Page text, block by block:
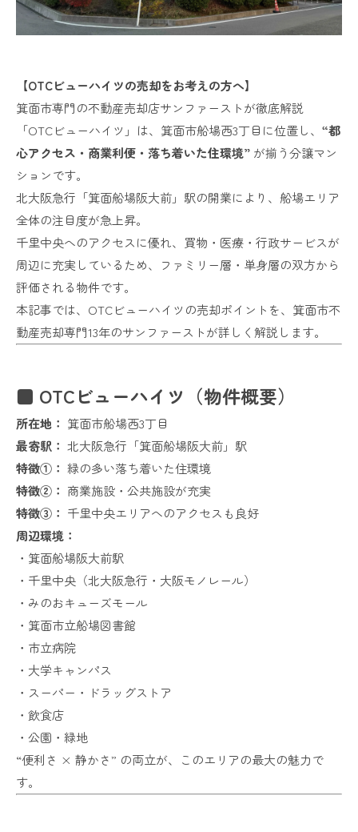
【OTCビューハイツの売却をお考えの方へ】
箕面市専門の不動産売却店サンファーストが徹底解説
「OTCビューハイツ」は、箕面市船場西3丁目に位置し、 “都
心アクセス・商業利便・落ち着いた住環境” が揃う分譲マン
ションです。
北大阪急行「箕面船場阪大前」駅の開業により、船場エリア
全体の注目度が急上昇。
千里中央へのアクセスに優れ、買物・医療・行政サービスが
周辺に充実しているため、ファミリー層・単身層の双方から
評価される物件です。
本記事では、OTCビューハイツの売却ポイントを、箕面市不
動産売却専門13年のサンファーストが詳しく解説します。
■ OTCビューハイツ（物件概要）
所在地： 箕面市船場西3丁目
最寄駅： 北大阪急行「箕面船場阪大前」駅
特徴①： 緑の多い落ち着いた住環境
特徴②： 商業施設・公共施設が充実
特徴③： 千里中央エリアへのアクセスも良好
周辺環境：
・箕面船場阪大前駅
・千里中央（北大阪急行・大阪モノレール）
・みのおキューズモール
・箕面市立船場図書館
・市立病院
・大学キャンパス
・スーパー・ドラッグストア
・飲食店
・公園・緑地
“便利さ × 静かさ” の両立が、このエリアの最大の魅力で
す。